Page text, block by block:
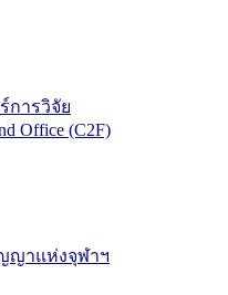
ารวิจัย
Office (C2F)
ญาแห่งจุฬาฯ